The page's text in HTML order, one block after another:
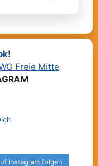
!
Instagram folgen